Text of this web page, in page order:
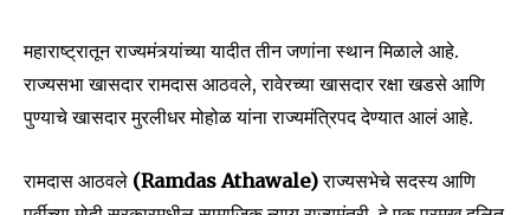
To subscribe, simply enter your email address on our website
or click the subscribe button below. Don't worry, we respect
your privacy and won't spam your inbox. Your information is
safe with us.
महाराष्ट्रातून राज्यमंत्र्यांच्या यादीत तीन जणांना स्थान मिळाले आहे.
राज्यसभा खासदार रामदास आठवले, रावेरच्या खासदार रक्षा खडसे आणि
पुण्याचे खासदार मुरलीधर मोहोळ यांना राज्यमंत्रिपद देण्यात आलं आहे.
रामदास आठवले (Ramdas Athawale)राज्यसभेचे सदस्य आणि